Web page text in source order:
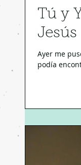
Tú y
Jesús
Ayer me
podía